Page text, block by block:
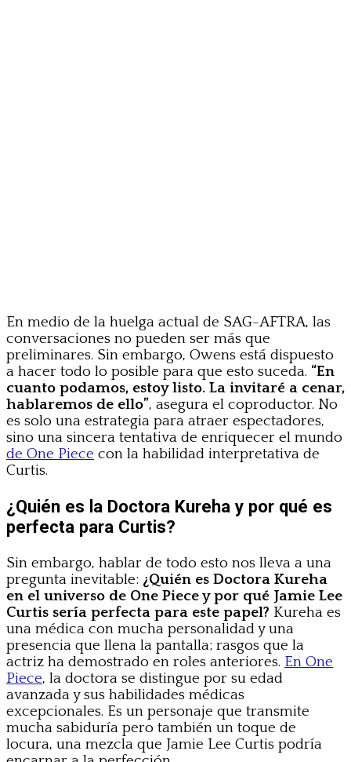
En medio de la huelga actual de SAG-AFTRA, las
conversaciones no pueden ser más que
preliminares. Sin embargo, Owens está dispuesto
a hacer todo lo posible para que esto suceda. “En
cuanto podamos, estoy listo. La invitaré a cenar,
hablaremos de ello”, asegura el coproductor. No
es solo una estrategia para atraer espectadores,
sino una sincera tentativa de enriquecer el mundo
de One Piece con la habilidad interpretativa de
Curtis.
¿Quién es la Doctora Kureha y por qué es
perfecta para Curtis?
Sin embargo, hablar de todo esto nos lleva a una
pregunta inevitable: ¿Quién es Doctora Kureha
en el universo de One Piece y por qué Jamie Lee
Curtis sería perfecta para este papel? Kureha es
una médica con mucha personalidad y una
presencia que llena la pantalla; rasgos que la
actriz ha demostrado en roles anteriores. En One
Piece, la doctora se distingue por su edad
avanzada y sus habilidades médicas
excepcionales. Es un personaje que transmite
mucha sabiduría pero también un toque de
locura, una mezcla que Jamie Lee Curtis podría